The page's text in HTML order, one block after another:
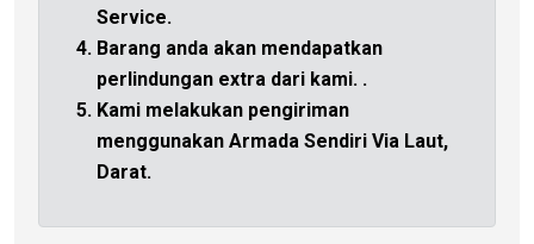
Service.
Barang anda akan mendapatkan
perlindungan extra dari kami. .
Kami melakukan pengiriman
menggunakan Armada Sendiri Via Laut,
Darat.